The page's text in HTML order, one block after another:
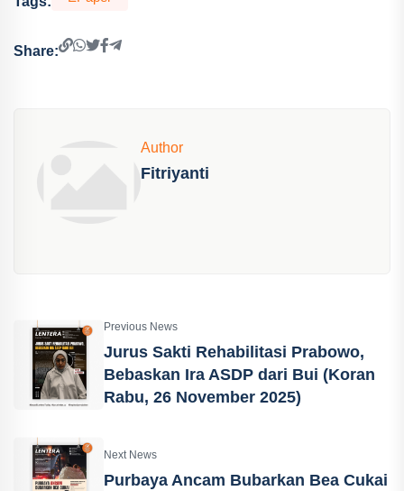
Share:
Author
Fitriyanti
Previous News
Jurus Sakti Rehabilitasi Prabowo,
Bebaskan Ira ASDP dari Bui (Koran
Rabu, 26 November 2025)
Next News
Purbaya Ancam Bubarkan Bea Cukai